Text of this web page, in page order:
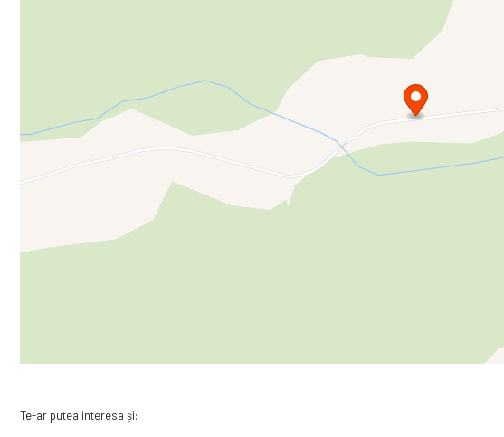
Te-ar putea interesa și: